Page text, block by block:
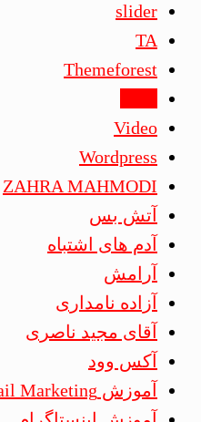
slider
TA
Themeforest
Video
Wordpress
ZAHRA MAHMODI
آتش بس
آدم های اشتباه
آرامش
آزاده نامداری
آقای مجید ناصری
آکس وود
آموزش Email Marketing